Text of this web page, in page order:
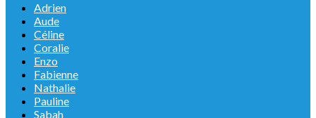
Adrien
Aude
Céline
Coralie
Enzo
Fabienne
Nathalie
Pauline
Sabah